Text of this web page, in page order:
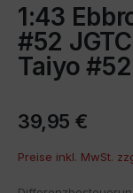
1:43
#52
Taiyo #52
39,95 €
Preise inkl. MwSt.